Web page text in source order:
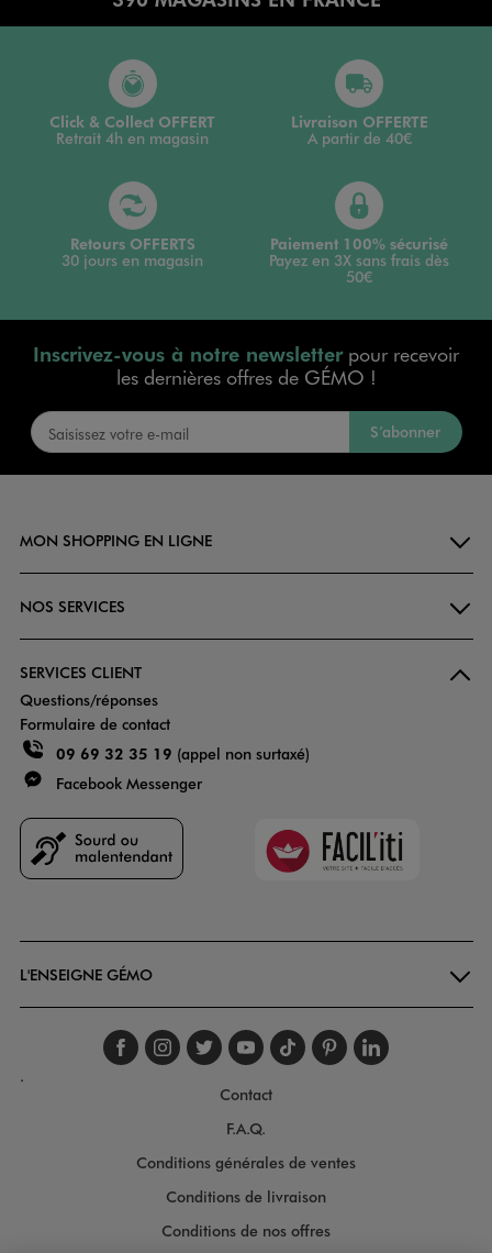
Click & Collect OFFERT
Retrait 4h en magasin
Livraison OFFERTE
A partir de 40€
Retours OFFERTS
30 jours en magasin
Paiement 100% sécurisé
Payez en 3X sans frais dès
50€
Inscrivez-vous à notre newsletterpour recevoir
les dernières offres de GÉMO !
S’abonner
MON SHOPPING EN LIGNE
NOS SERVICES
SERVICES CLIENT
Questions/réponses
Formulaire de contact
09 69 32 35 19 (appel non surtaxé)
Facebook Messenger
Faciliti
L'ENSEIGNE GÉMO
Suivez-nous sur
Suivez-nous sur
Suivez-nous sur
Suivez-nous
Suivez-nous
Suivez-
.
Contact
F.A.Q.
Conditions générales de ventes
Conditions de livraison
Conditions de nos offres